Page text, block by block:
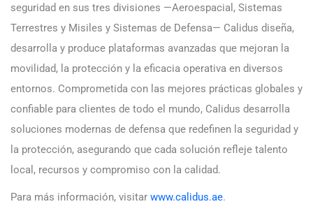
seguridad en sus tres divisiones —Aeroespacial, Sistemas
Terrestres y Misiles y Sistemas de Defensa— Calidus diseña,
desarrolla y produce plataformas avanzadas que mejoran la
movilidad, la protección y la eficacia operativa en diversos
entornos. Comprometida con las mejores prácticas globales y
confiable para clientes de todo el mundo, Calidus desarrolla
soluciones modernas de defensa que redefinen la seguridad y
la protección, asegurando que cada solución refleje talento
local, recursos y compromiso con la calidad.
Para más información, visitar www.calidus.ae.